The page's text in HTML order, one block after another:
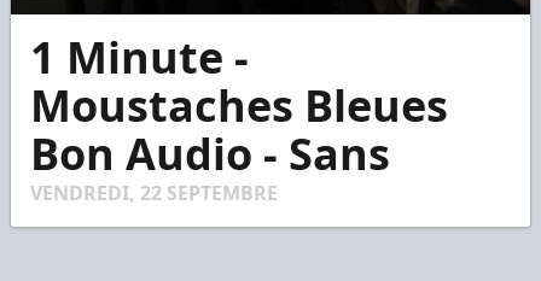
seconds
seconds
1 Minute -
Moustaches Bleues
Bon Audio - Sans
VENDREDI, 22 SEPTEMBRE